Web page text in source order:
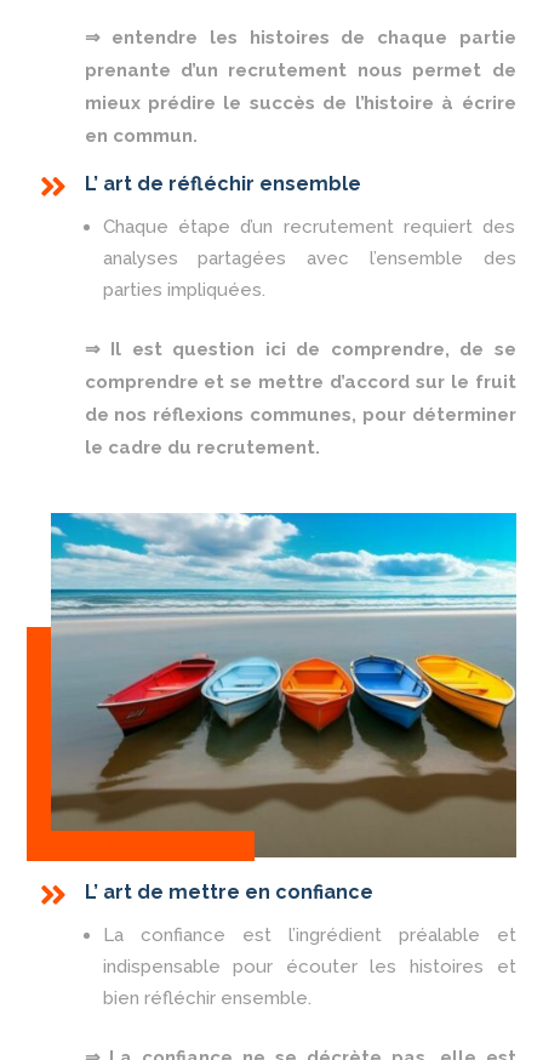
⇒ entendre les histoires de chaque partie
prenante d’un recrutement nous permet de
mieux prédire le succès de l’histoire à écrire
en commun.
 L’ art de réfléchir ensemble
Chaque étape d’un recrutement requiert des
analyses partagées avec l’ensemble des
parties impliquées.
⇒ Il est question ici de comprendre, de se
comprendre et se mettre d’accord sur le fruit
de nos réflexions communes, pour déterminer
le cadre du recrutement.
 L’ art de mettre en confiance
La confiance est l’ingrédient préalable et
indispensable pour écouter les histoires et
bien réfléchir ensemble.